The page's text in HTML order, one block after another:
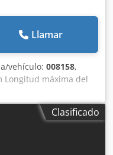
Llamar
vehículo: 008158,
Longitud máxima del
la hoja de sierra
de sujeción: 9
Nku Do Alijf Estación
delgados: sí
Clasificado